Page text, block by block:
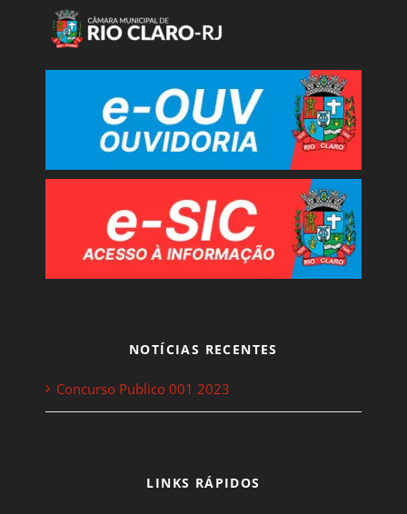
NOTÍCIAS RECENTES
Concurso Publico 001 2023
LINKS RÁPIDOS